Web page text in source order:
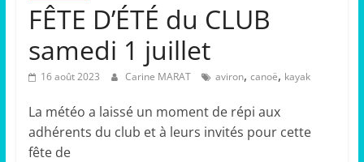
FÊTE D’ÉTÉ du CLUB
samedi 1 juillet
16 août 2023 Carine MARAT aviron, canoë, kayak
La météo a laissé un moment de répi aux
adhérents du club et à leurs invités pour cette
fête de